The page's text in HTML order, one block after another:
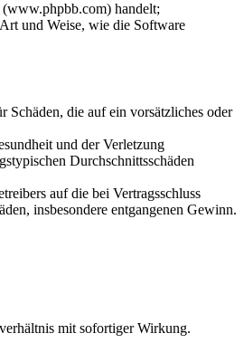
handelt;
und Weise, wie die Software
die auf ein vorsätzliches oder
und der Verletzung
Durchschnittsschäden
auf die bei Vertragsschluss
insbesondere entgangenen Gewinn.
mit sofortiger Wirkung.